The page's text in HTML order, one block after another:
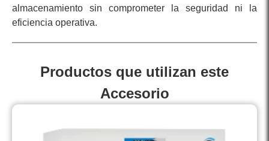
almacenamiento sin comprometer la seguridad ni la
eficiencia operativa.
Productos que utilizan este
Accesorio